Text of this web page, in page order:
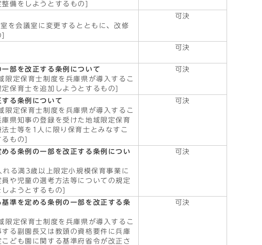
備をしようとするもの]
を会議室に変更するとともに、改修
可決
可決
部を改正する条例について
限定保育士制度を兵庫県が導入するこ
保育士を追加しようとするもの]
可決
る条例について
限定保育士制度を兵庫県が導入するこ
県知事の登録を受けた地域限定保育
士等を1人に限り保育士とみなすこ
もの]
可決
る条例の一部を改正する条例につい
る満3歳以上限定小規模保育事業に
や児童の選考方法等についての規定
ようとするもの]
可決
準を定める条例の一部を改正する条
限定保育士制度を兵庫県が導入するこ
る副園長又は教頭の資格要件に兵庫
ども園に関する基準府省令が改正さ
可決